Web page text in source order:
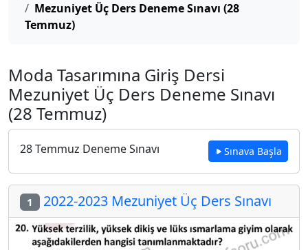
Mezuniyet Üç Ders Deneme Sınavı (28
Temmuz)
Moda Tasarımına Giriş Dersi
Mezuniyet Üç Ders Deneme Sınavı
(28 Temmuz)
28 Temmuz Deneme Sınavı Sınava Başla
1 2022-2023 Mezuniyet Üç Ders Sınavı